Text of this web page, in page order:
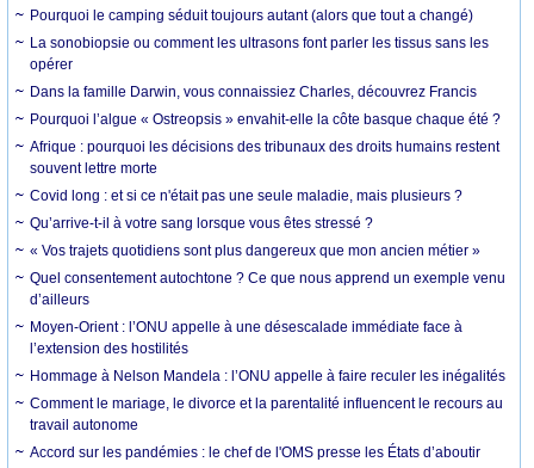
Pourquoi le camping séduit toujours autant (alors que tout a changé)
La sonobiopsie ou comment les ultrasons font parler les tissus sans les
opérer
Dans la famille Darwin, vous connaissiez Charles, découvrez Francis
Pourquoi l’algue « Ostreopsis » envahit-elle la côte basque chaque été ?
Afrique : pourquoi les décisions des tribunaux des droits humains restent
souvent lettre morte
Covid long : et si ce n'était pas une seule maladie, mais plusieurs ?
Qu’arrive-t-il à votre sang lorsque vous êtes stressé ?
« Vos trajets quotidiens sont plus dangereux que mon ancien métier »
Quel consentement autochtone ? Ce que nous apprend un exemple venu
d’ailleurs
Moyen-Orient : l’ONU appelle à une désescalade immédiate face à
l’extension des hostilités
Hommage à Nelson Mandela : l’ONU appelle à faire reculer les inégalités
Comment le mariage, le divorce et la parentalité influencent le recours au
travail autonome
Accord sur les pandémies : le chef de l'OMS presse les États d’aboutir